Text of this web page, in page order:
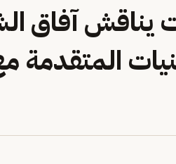
يناقش آفاق
المتقدمة